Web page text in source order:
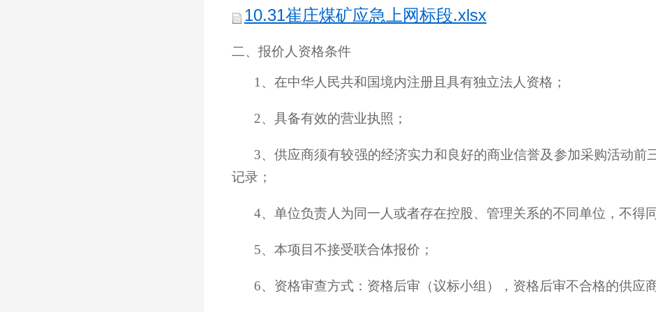
10.31崔庄煤矿应急上网标段.xlsx
二、报价人资格条件
1、在中华人民共和国境内注册且具有独立法人资格；
2、具备有效的营业执照；
3、供应商须有较强的经济实力和良好的商业信誉及参加采购活动前
记录；
4、单位负责人为同一人或者存在控股、管理关系的不同单位，不得
5、本项目不接受联合体报价；
6、资格审查方式：资格后审（议标小组），资格后审不合格的供应